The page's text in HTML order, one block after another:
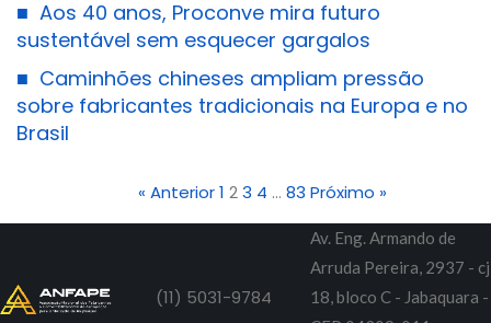
■ Aos 40 anos, Proconve mira futuro
sustentável sem esquecer gargalos
■ Caminhões chineses ampliam pressão
sobre fabricantes tradicionais na Europa e no
Brasil
« Anterior 1 2 3 4 … 83 Próximo »
(11) 5031-9784
Av. Eng. Armando de
Arruda Pereira, 2937 - cj
18, bloco C - Jabaquara -